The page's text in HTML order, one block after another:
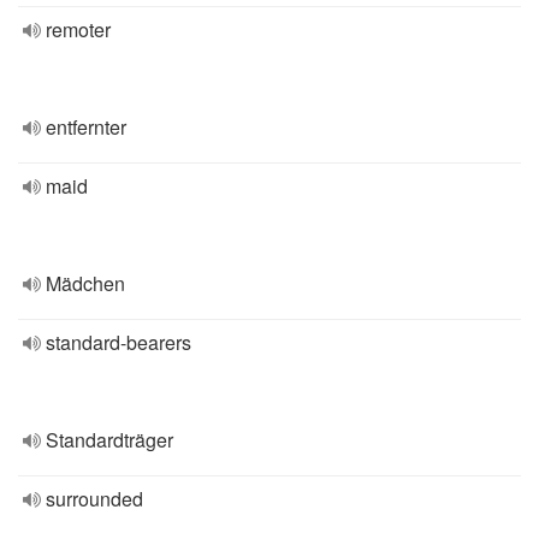
remoter
entfernter
maid
Mädchen
standard-bearers
Standardträger
surrounded